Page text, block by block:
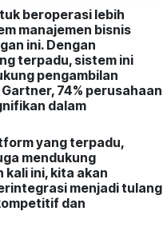
beroperasi lebih
manajemen bisnis
ini. Dengan
terpadu, sistem ini
pengambilan
74% perusahaan
dalam
yang terpadu,
mendukung
kali ini, kita akan
menjadi tulang
dan